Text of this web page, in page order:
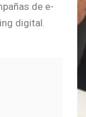
de e-
digital.